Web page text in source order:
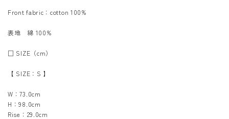
Front fabric：cotton 100%
表地 綿 100%
□ SIZE（cm）
【 SIZE：S 】
W：73.0cm
H：98.0cm
Rise：29.0cm